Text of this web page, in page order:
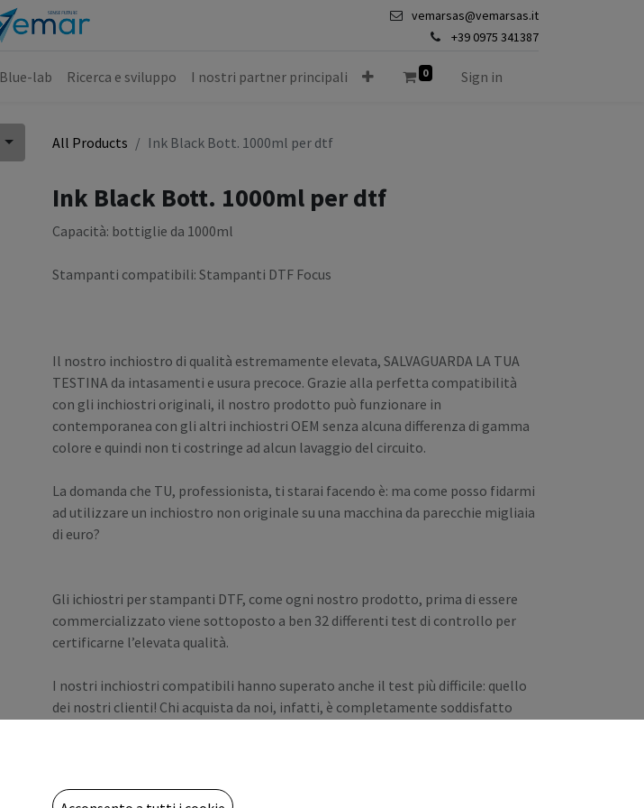
vemarsas@vemarsas.it
+39 0975 341387
Blue-lab Ricerca e sviluppo I nostri partner principali 0 Sign in
All Products Ink Black Bott. 1000ml per dtf
Ink Black Bott. 1000ml per dtf
Capacità: bottiglie da 1000ml
Stampanti compatibili: Stampanti DTF Focus
Il nostro inchiostro di qualità estremamente elevata, SALVAGUARDA LA TUA
TESTINA da intasamenti e usura precoce. Grazie alla perfetta compatibilità
con gli inchiostri originali, il nostro prodotto può funzionare in
contemporanea con gli altri inchiostri OEM senza alcuna differenza di gamma
colore e quindi non ti costringe ad alcun lavaggio del circuito.
La domanda che TU, professionista, ti starai facendo è: ma come posso fidarmi
ad utilizzare un inchiostro non originale su una macchina da parecchie migliaia
di euro?
Gli ichiostri per stampanti DTF, come ogni nostro prodotto, prima di essere
commercializzato viene sottoposto a ben 32 differenti test di controllo per
certificarne l’elevata qualità.
I nostri inchiostri compatibili hanno superato anche il test più difficile: quello
dei nostri clienti! Chi acquista da noi, infatti, è completamente soddisfatto
79.00€